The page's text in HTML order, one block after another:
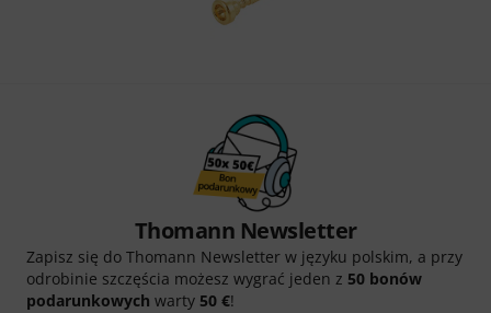
Thomann Newsletter
Zapisz się do Thomann Newsletter w języku polskim, a przy
odrobinie szczęścia możesz wygrać jeden z 50 bonów
podarunkowych warty 50 €!